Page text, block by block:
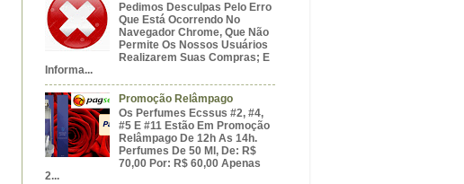
Pedimos Desculpas Pelo Erro
Que Está Ocorrendo No
Navegador Chrome, Que Não
Permite Os Nossos Usuários
Realizarem Suas Compras; E
Informa...
Promoção Relâmpago
Os Perfumes Ecssus #2, #4,
#5 E #11 Estão Em Promoção
Relâmpago De 12h As 14h.
Perfumes De 50 Ml, De: R$
70,00 Por: R$ 60,00 Apenas
2...